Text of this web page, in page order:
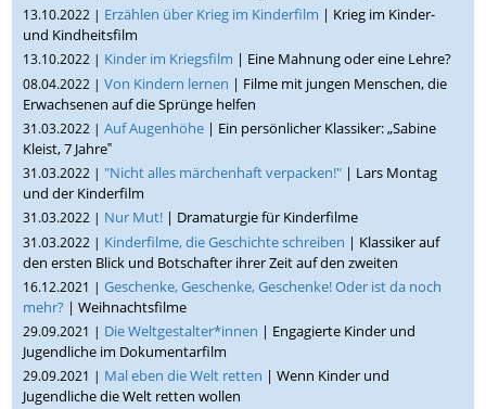
13.10.2022 | Erzählen über Krieg im Kinderfilm | Krieg im Kinder-
und Kindheitsfilm
13.10.2022 | Kinder im Kriegsfilm | Eine Mahnung oder eine Lehre?
08.04.2022 |Von Kindern lernen | Filme mit jungen Menschen, die
Erwachsenen auf die Sprünge helfen
31.03.2022 |Auf Augenhöhe | Ein persönlicher Klassiker: „Sabine
Kleist, 7 Jahre‟
31.03.2022 | "Nicht alles märchenhaft verpacken!" | Lars Montag
und der Kinderfilm
31.03.2022 | Nur Mut! | Dramaturgie für Kinderfilme
31.03.2022 | Kinderfilme, die Geschichte schreiben | Klassiker auf
den ersten Blick und Botschafter ihrer Zeit auf den zweiten
16.12.2021 |Geschenke, Geschenke, Geschenke! Oder ist da noch
mehr? | Weihnachtsfilme
29.09.2021 | Die Weltgestalter*innen | Engagierte Kinder und
Jugendliche im Dokumentarfilm
29.09.2021 | Mal eben die Welt retten | Wenn Kinder und
Jugendliche die Welt retten wollen